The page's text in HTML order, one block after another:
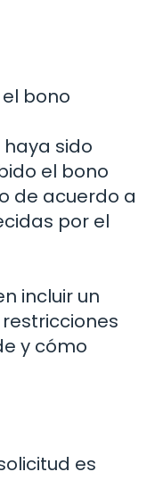
bono
haya sido
el bono
de acuerdo a
por el
incluir un
y cómo
es